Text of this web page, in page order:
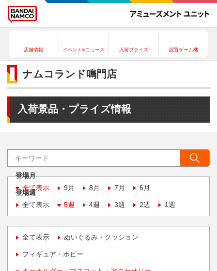
店舗情報 イベント&ニュース 入荷プライズ 設置ゲーム機
ナムコランド鳴門店
入荷景品・プライズ情報
登場月
全て表示
9月 8月 7月 6月
登場週
全て表示
5週 4週 3週 2週 1週
全て表示 ぬいぐるみ・クッション
フィギュア・ホビー